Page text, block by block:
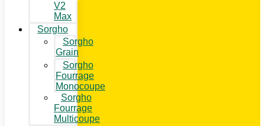
V2
Max
Sorgho
Sorgho
Grain
Sorgho
Fourrage
Monocoupe
Sorgho
Fourrage
Multicoupe